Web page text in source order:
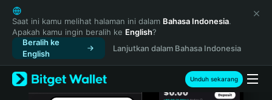
English
日本語
Tiếng Việt
Русский
Español (Latinoamérica)
Türkçe
Italiano
Saat ini kamu melihat halaman ini dalam Bahasa Indonesia.
Apakah kamu ingin beralih ke English?
Beralih ke
English
Lanjutkan dalam Bahasa Indonesia
Unduh sekarang